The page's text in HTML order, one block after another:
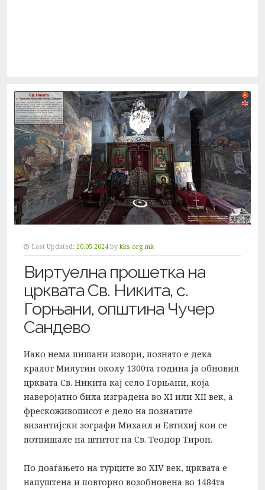
Last Updated: 20.05.2024 by kks.org.mk
Виртуелна прошетка на
црквата Св. Никита, с.
Горњани, општина Чучер
Сандево
Иако нема пишани извори, познато е дека
кралот Милутин околу 1300та година ја обновил
црквата Св. Никита кај село Горњани, која
наверојатно била изградена во XI или XII век, а
фрескоживописот е дело на познатите
византијски зографи Михаил и Евтихиј кои се
потпишале на штитот на Св. Теодор Тирон.
По доаѓањето на турците во XIV век, црквата е
напуштена и повторно возобновена во 1484та